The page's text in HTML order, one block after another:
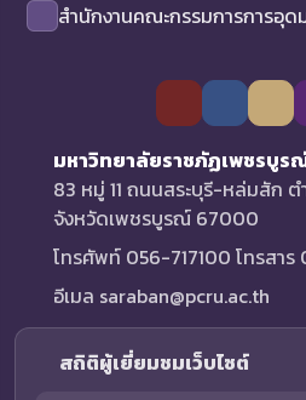
สำนักงานคณะกรรมการการอุด
มหาวิทยาลัยราชภัฏเพชรบูร
83 หมู่ 11 ถนนสระบุรี-หล่มสัก ต
จังหวัดเพชรบูรณ์ 67000
โทรศัพท์ 056-717100 โทรสาร
อีเมล saraban@pcru.ac.th
สถิติผู้เยี่ยมชมเว็บไซต์